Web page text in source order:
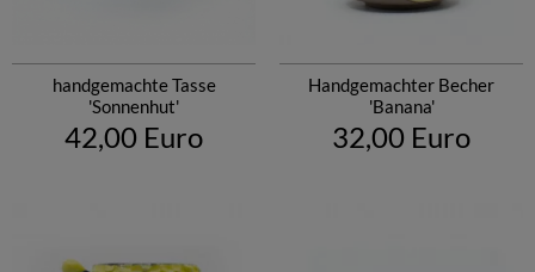
handgemachte Tasse
'Sonnenhut'
42,00 Euro
Handgemachter Becher
'Banana'
32,00 Euro